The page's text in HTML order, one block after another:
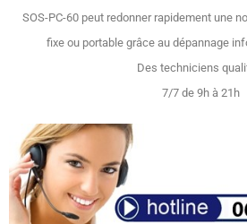
SOS-PC-60 peut redonner rapidement une
fixe ou portable grâce au dépannage
Des techniciens
7/7 de 9h à 21h